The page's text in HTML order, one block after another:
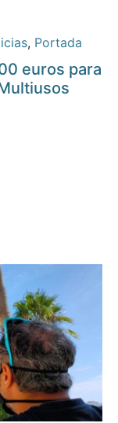
, Portada
euros para